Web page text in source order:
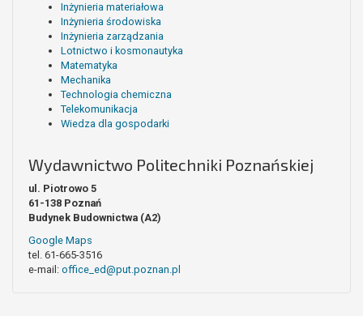
Inżynieria materiałowa
Inżynieria środowiska
Inżynieria zarządzania
Lotnictwo i kosmonautyka
Matematyka
Mechanika
Technologia chemiczna
Telekomunikacja
Wiedza dla gospodarki
Wydawnictwo Politechniki Poznańskiej
ul. Piotrowo 5
61-138 Poznań
Budynek Budownictwa (A2)
Google Maps
tel. 61-665-3516
e-mail: office_ed@put.poznan.pl